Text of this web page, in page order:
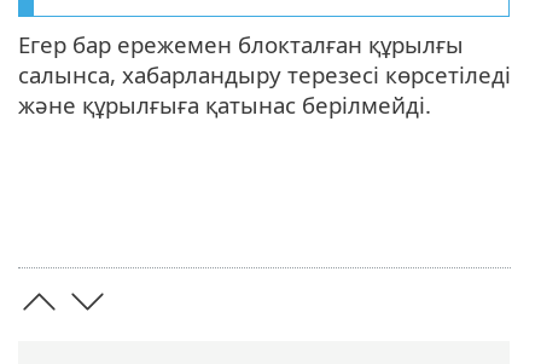
Егер бар ережемен блокталған құрылғы
салынса, хабарландыру терезесі көрсетіледі
және құрылғыға қатынас берілмейді.